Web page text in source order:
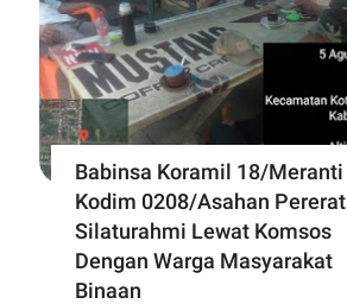
Babinsa Koramil 18/Meranti
Kodim 0208/Asahan Pererat
Silaturahmi Lewat Komsos
Dengan Warga Masyarakat
Binaan